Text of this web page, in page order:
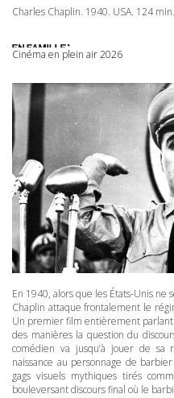
Charles Chaplin. 1940. USA. 124
Cinéma en plein air 2026
En 1940, alors que les États-Unis
Chaplin attaque frontalement le
Un premier film entièrement
des manières la question du
comédien va jusqu’à jouer de sa
naissance au personnage de
gags visuels mythiques tirés
bouleversant discours final où le